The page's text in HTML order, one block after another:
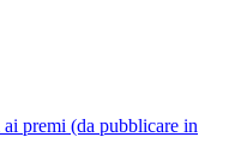
premi (da pubblicare in